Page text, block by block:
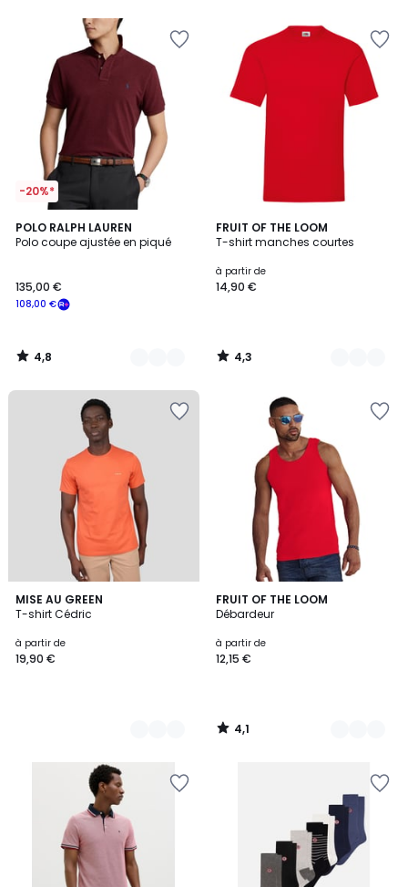
-20%*
POLO RALPH LAUREN
Polo coupe ajustée en piqué
108,00 €
135,00 €
4,8
/ 5
9
Couleurs
4,8
/
FRUIT OF THE LOOM
T-shirt manches courtes
à partir de
14,90 €
4,3
/ 5
29
Couleurs
4,3
/
MISE AU GREEN
T-shirt Cédric
à partir de
19,90 €
14
Couleurs
FRUIT OF THE LOOM
Débardeur
à partir de
12,15 €
4,1
/ 5
6
Couleurs
4,1
/